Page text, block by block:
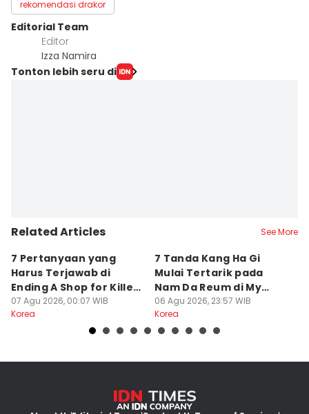
rekomendasi drakor
Editorial Team
Editor
Izza Namira
Tonton lebih seru di
Related Articles See More
7 Pertanyaan yang
Harus Terjawab di
Ending A Shop for Killers
2
07 Agu 2026, 00:07 WIB
Korea
7 Tanda Kang Ha Gi
Mulai Tertarik pada
Nam Da Reum di My
Bias, My Boss
06 Agu 2026, 23:57 WIB
Korea